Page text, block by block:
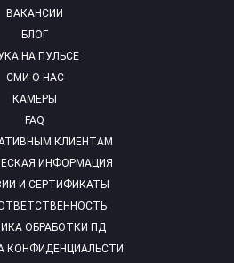
ВАКАНСИИ
БЛОГ
НА ПУЛЬСЕ
СМИ О НАС
КАМЕРЫ
FAQ
КЛИЕНТАМ
ИНФОРМАЦИЯ
И СЕРТИФИКАТЫ
ОБРАБОТКИ ПД
КОНФИДЕНЦИАЛЬСТИ